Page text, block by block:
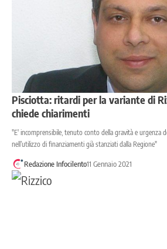
Pisciotta: ritardi per la variante di
chiede chiarimenti
"E' incomprensibile, tenuto conto della gravità e urgenza
nell’utilizzo di finanziamenti già stanziati dalla Regione"
Redazione Infocilento11 Gennaio 2021